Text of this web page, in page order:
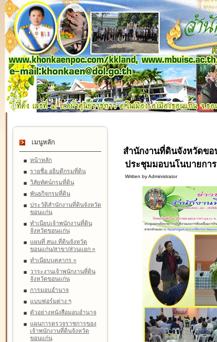
เมนูหลัก
หน้าหลัก
รายชื่อ อธิบดีกรมที่ดิน
วิสัยทัศน์กรมที่ดิน
พันธกิจกรมที่ดิน
ประวัติสำนักงานที่ดินจังหวัด
ขอนแก่น
ทำเนียบเจ้าพนักงานที่ดิน
จังหวัดขอนแก่น
แผนที่ สนง.ที่ดินจังหวัด
ขอนแก่น/สาขา/ส่วนแยก »
ทำเนียบบุคลากร »
วาระงานเจ้าพนักงานที่ดิน
จังหวัดขอนแก่น
การมอบอำนาจ
แบบฟอร์มต่าง ๆ
ตัวอย่างหนังสือมอบอำนาจ
แผนการตรวจราชการของ
เจ้าพนักงานที่ดินจังหวัด
ขอนแก่น
สำนักงานที่ดินจังหวัดข
ประชุมมอบนโนบายกา
Written by Administrator